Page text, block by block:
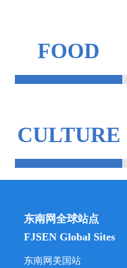
FOOD
CULTURE
东南网全球站点
FJSEN Global Sites
东南网美国站